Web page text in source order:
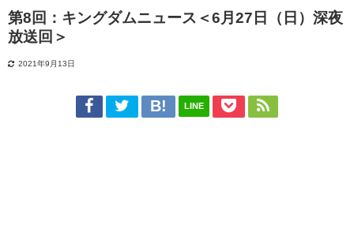
第8回：キングダムニュース＜6月27日（日）深夜
放送回＞
2021年9月13日
LINE